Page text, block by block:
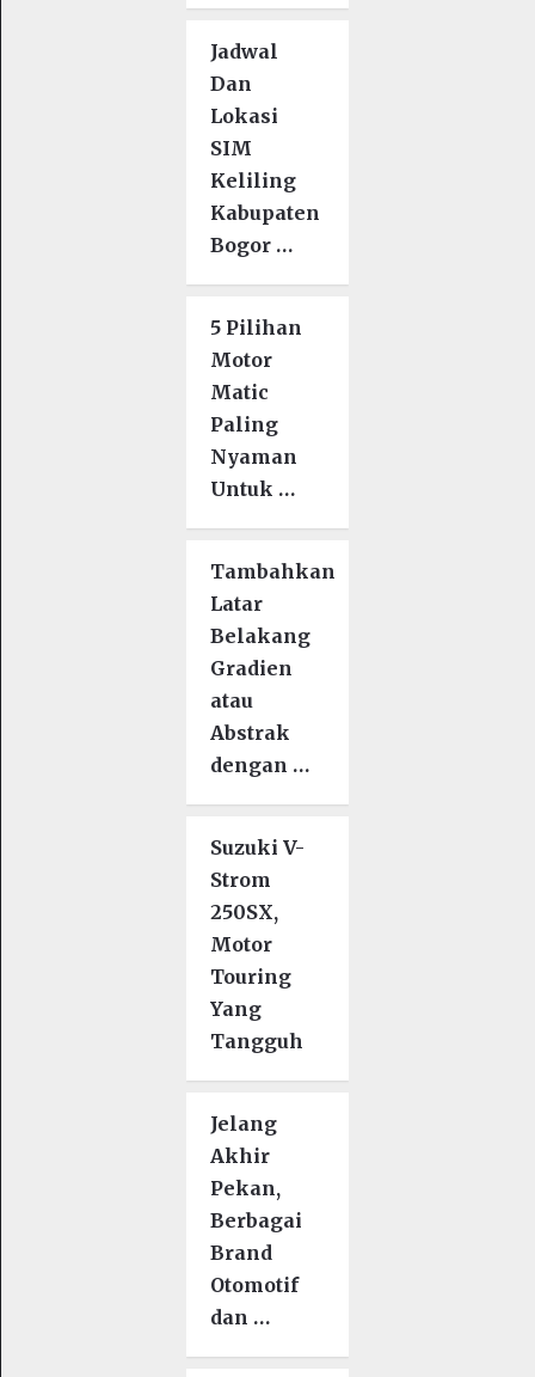
Jadwal
Dan
Lokasi
SIM
Keliling
Kabupaten
Bogor …
5 Pilihan
Motor
Matic
Paling
Nyaman
Untuk …
Tambahkan
Latar
Belakang
Gradien
atau
Abstrak
dengan …
Suzuki V-
Strom
250SX,
Motor
Touring
Yang
Tangguh
Jelang
Akhir
Pekan,
Berbagai
Brand
Otomotif
dan …